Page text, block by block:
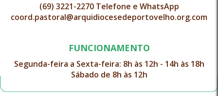
(69) 3221-2270 Telefone e WhatsApp
coord.pastoral@arquidiocesedeportovelho.org.com
FUNCIONAMENTO
Segunda-feira a Sexta-feira: 8h às 12h - 14h às 18h
Sábado de 8h às 12h